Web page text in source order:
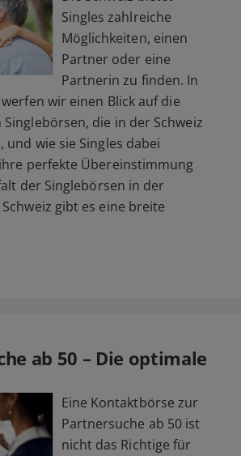
Singles zahlreiche
Möglichkeiten, einen
Partner oder eine
Partnerin zu finden. In
wir einen Blick auf die
die in der Schweiz
und wie sie Singles dabei
perfekte Übereinstimmung
der Singlebörsen in der
gibt es eine breite
ab 50 – Die optimale
Eine Kontaktbörse zur
Partnersuche ab 50 ist
nicht das Richtige für